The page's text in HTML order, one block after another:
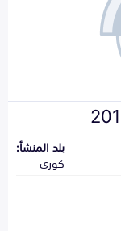
بلد المنشأ:
كوري